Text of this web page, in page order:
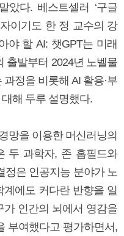
았다. 베스트셀러 ‘구글
이기도 한 정 교수의 강
야 할 AI: 챗GPT는 미래
출발부터 2024년 노벨물
정을 비롯해 AI 활용·부
해 두루 설명했다.
망을 이용한 머신러닝의
두 과학자, 존 홉필드와
정은 인공지능 분야가 노
에도 커다란 반향을 일
가 인간의 뇌에서 영감을
부여했다고 평가하면서,